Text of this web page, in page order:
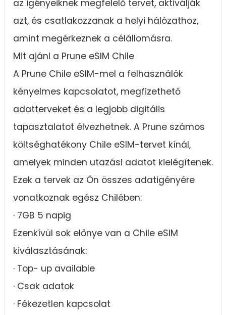
az igényeiknek megfelelő tervet, aktiválják
azt, és csatlakozzanak a helyi hálózathoz,
amint megérkeznek a célállomásra.
Mit ajánl a Prune eSIM Chile
A Prune Chile eSIM-mel a felhasználók
kényelmes kapcsolatot, megfizethető
adatterveket és a legjobb digitális
tapasztalatot élvezhetnek. A Prune számos
költséghatékony Chile eSIM-tervet kínál,
amelyek minden utazási adatot kielégítenek.
Ezek a tervek az Ön összes adatigényére
vonatkoznak egész Chilében:
· 7GB 5 napig
Ezenkívül sok előnye van a Chile eSIM
kiválasztásának:
· Top- up available
· Csak adatok
· Fékezetlen kapcsolat